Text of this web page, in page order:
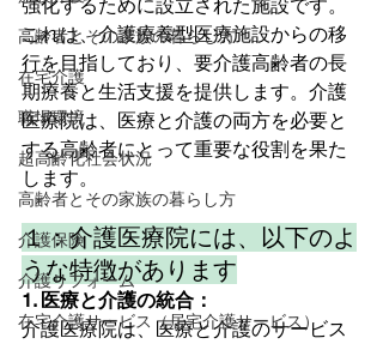
高齢者とその家族の暮らし方
在宅介護
職場環境
超高齢化社会状況
高齢者とその家族の暮らし方
介護保険
介護リフォーム
在宅介護サービス（居宅介護サービス）
強化するために設立された施設です。
これは、介護療養型医療施設からの移
行を目指しており、要介護高齢者の長
期療養と生活支援を提供します。介護
医療院は、医療と介護の両方を必要と
する高齢者にとって重要な役割を果た
します。
１：介護医療院には、以下のよ
うな特徴があります
1. 医療と介護の統合：
介護医療院は、医療と介護のサービス